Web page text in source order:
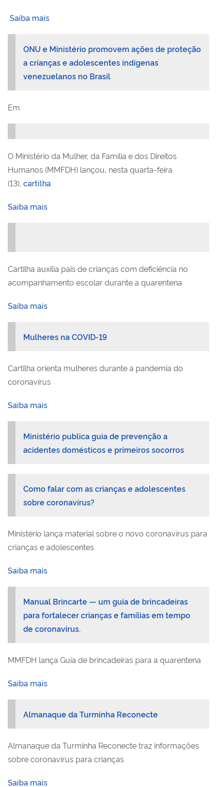
Saiba mais
ONU e Ministério promovem ações de proteção
a crianças e adolescentes indígenas
venezuelanos no Brasil
Em
O Ministério da Mulher, da Família e dos Direitos
Humanos (MMFDH) lançou, nesta quarta-feira
(13), cartilha
Saiba mais
Cartilha auxilia pais de crianças com deficiência no
acompanhamento escolar durante a quarentena
Saiba mais
Mulheres na COVID-19
Cartilha orienta mulheres durante a pandemia do
coronavírus
Saiba mais
Ministério publica guia de prevenção a
acidentes domésticos e primeiros socorros
Como falar com as crianças e adolescentes
sobre coronavírus?
Ministério lança material sobre o novo coronavírus para
crianças e adolescentes
Saiba mais
Manual Brincarte — um guia de brincadeiras
para fortalecer crianças e famílias em tempo
de coronavírus.
MMFDH lança Guia de brincadeiras para a quarentena
Saiba mais
Almanaque da Turminha Reconecte
Almanaque da Turminha Reconecte traz informações
sobre coronavírus para crianças
Saiba mais